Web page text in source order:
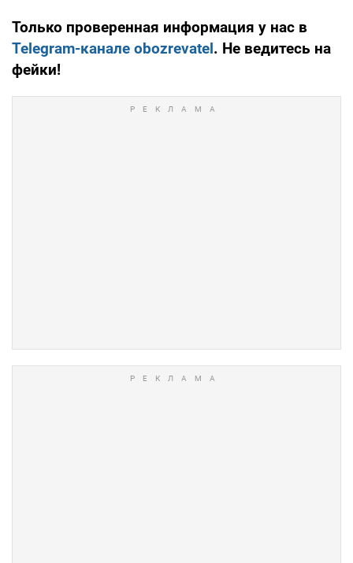
Только проверенная информация у нас в
Telegram-канале obozrevatel. Не ведитесь на
фейки!